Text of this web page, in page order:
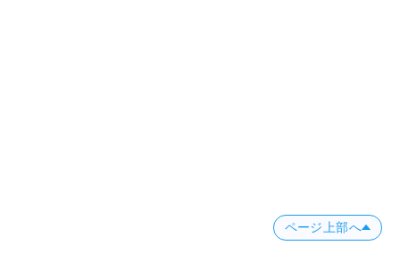
ページ上部へ